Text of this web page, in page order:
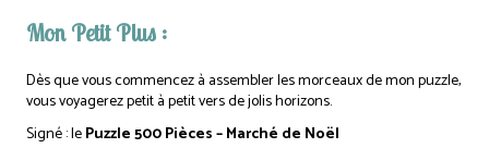
Mon Petit Plus :
Dès que vous commencez à assembler les morceaux de mon puzzle,
vous voyagerez petit à petit vers de jolis horizons.
Signé : lePuzzle 500 Pièces – Marché de Noël